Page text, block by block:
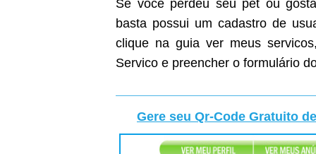
Se voce perdeu seu pet ou
basta possui um cadastro de
clique na guia ver meus
Servico e preencher o formulário
Gere seu Qr-Code Gratuito